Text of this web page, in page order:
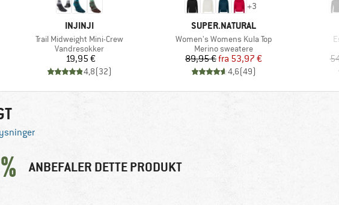
MÆRKE
INJINJI
Artikel
Trail Midweight Mini-Crew
Produktgruppe
Vandresokker
Pris
19,95 €
4,8(32)
+3
MÆRKE
SUPER.NATURAL
Artikel
Women's Womens Kula Top
Produktgruppe
Merino sweatere
Pris
89,95 € Nedsat pris
fra 53,97 €
4,6(49)
ANBEFALER DETTE PRODUKT